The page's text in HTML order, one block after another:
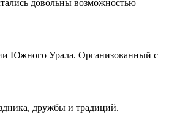
довольны возможностью
Южного Урала. Организованный с
дружбы и традиций.